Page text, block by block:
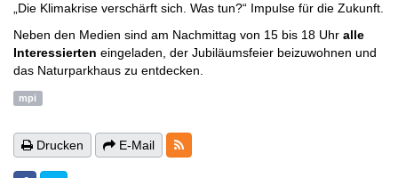
„Die Klimakrise verschärft sich. Was tun?“ Impulse für die Zukunft.
Neben den Medien sind am Nachmittag von 15 bis 18 Uhr alle
Interessierten eingeladen, der Jubiläumsfeier beizuwohnen und
das Naturparkhaus zu entdecken.
mpi
Drucken E-Mail RSS-Feeds